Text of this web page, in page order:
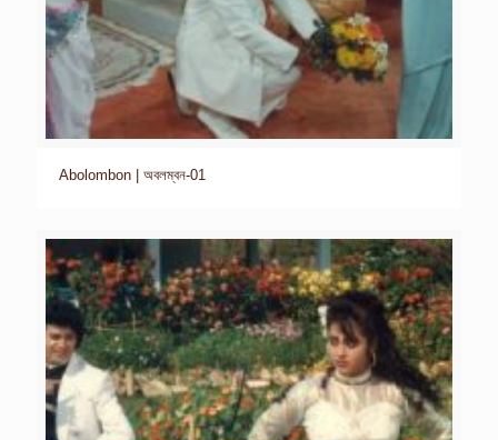
Abolombon | অবলম্বন-01